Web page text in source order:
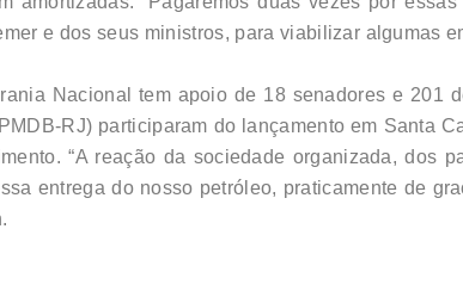
e dos seus ministros, para viabilizar algumas
Nacional tem apoio de 18 senadores e 201
RJ) participaram do lançamento em Santa
“A reação da sociedade organizada, dos
entrega do nosso petróleo, praticamente de